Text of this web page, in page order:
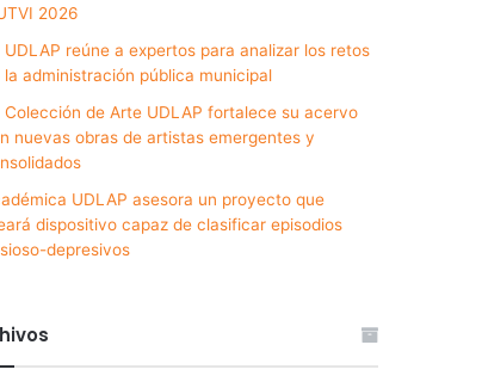
2026
UDLAP reúne a expertos para analizar los retos
la administración pública municipal
Colección de Arte UDLAP fortalece su acervo
nuevas obras de artistas emergentes y
UDLAP asesora un proyecto que
dispositivo capaz de clasificar episodios
depresivos